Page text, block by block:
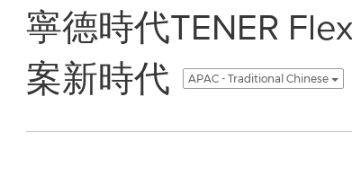
寧德時代TENER
案新時代
APAC - Traditional Chinese